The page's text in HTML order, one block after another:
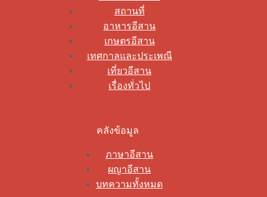
สถานที่
อาหารอีสาน
เกษตรอีสาน
เทศกาลและประเพณี
เที่ยวอีสาน
เรื่องทั่วไป
คลังข้อมูล
ภาษาอีสาน
ผญาอีสาน
บทความทั้งหมด